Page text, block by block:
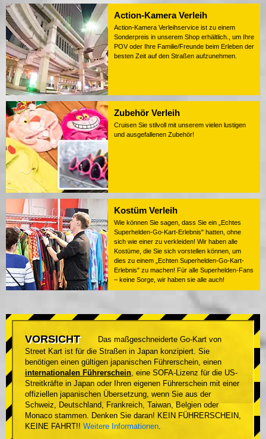
Action-Kamera Verleih
Action-Kamera Verleihservice ist zu einem
Sonderpreis in unserem Shop erhältlich., um Ihre
POV oder Ihre Familie/Freunde beim Erleben der
besten Zeit auf den Straßen aufzunehmen.
Zubehör Verleih
Cruisen Sie stilvoll mit unserem vielen lustigen
und ausgefallenen Zubehör!
Kostüm Verleih
Wie können Sie sagen, dass Sie ein „Echtes
Superhelden-Go-Kart-Erlebnis" hatten, ohne
sich wie einer zu verkleiden! Wir haben alle
Kostüme, die Sie sich vorstellen können, um
dies zu einem „Echten Superhelden-Go-Kart-
Erlebnis" zu machen! Für alle Superhelden-Fans
– keine Sorge, wir haben sie alle auch!
VORSICHT
Das maßgeschneiderte Go-Kart von
Street Kart ist für die Straßen in Japan konzipiert. Sie
benötigen einen gültigen japanischen Führerschein, einen
internationalen Führerschein, eine SOFA-Lizenz für die US-
Streitkräfte in Japan oder Ihren eigenen Führerschein mit einer
offiziellen japanischen Übersetzung, wenn Sie aus der
Schweiz, Deutschland, Frankreich, Taiwan, Belgien oder
Monaco stammen. Denken Sie daran! KEIN FÜHRERSCHEIN,
KEINE FAHRT!! Weitere Informationen.